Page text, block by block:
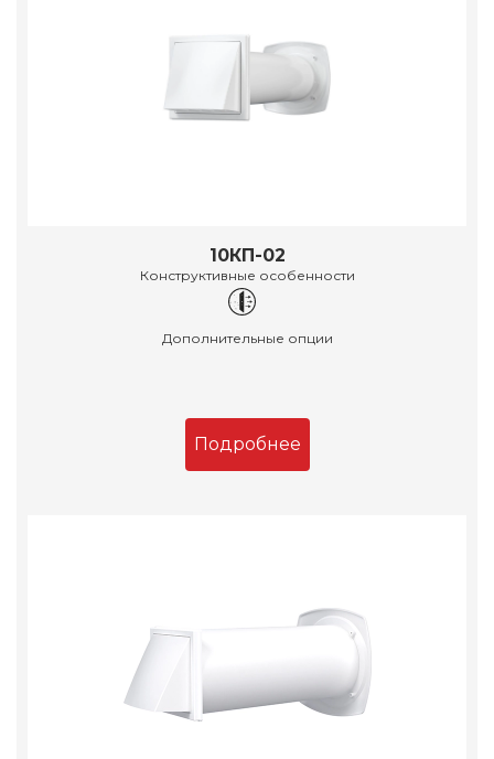
10КП-02
Конструктивные особенности
Дополнительные опции
Подробнее